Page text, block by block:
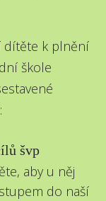
dítěte k plnění
škole
švp
aby u něj
do naší